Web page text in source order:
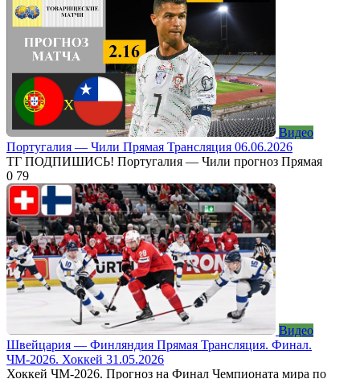
Видео
Португалия — Чили Прямая Трансляция 06.06.2026
ТГ ПОДПИШИСЬ! Португалия — Чили прогноз Прямая
0 79
Видео
Швейцария — Финляндия Прямая Трансляция. Финал.
ЧМ-2026. Хоккей 31.05.2026
Хоккей ЧМ-2026. Прогноз на Финал Чемпионата мира по